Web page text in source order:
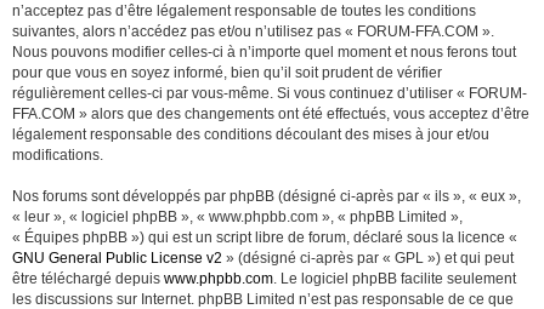
n’acceptez pas d’être légalement responsable de toutes les conditions
suivantes, alors n’accédez pas et/ou n’utilisez pas « FORUM-FFA.COM ».
Nous pouvons modifier celles-ci à n’importe quel moment et nous ferons tout
pour que vous en soyez informé, bien qu’il soit prudent de vérifier
régulièrement celles-ci par vous-même. Si vous continuez d’utiliser « FORUM-
FFA.COM » alors que des changements ont été effectués, vous acceptez d’être
légalement responsable des conditions découlant des mises à jour et/ou
modifications.
Nos forums sont développés par phpBB (désigné ci-après par « ils », « eux »,
« leur », « logiciel phpBB », « www.phpbb.com », « phpBB Limited »,
« Équipes phpBB ») qui est un script libre de forum, déclaré sous la licence «
GNU General Public License v2 » (désigné ci-après par « GPL ») et qui peut
être téléchargé depuis www.phpbb.com . Le logiciel phpBB facilite seulement
les discussions sur Internet. phpBB Limited n’est pas responsable de ce que